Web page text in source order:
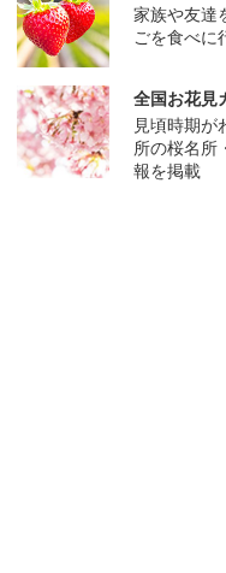
家族や友達
ごを食べに
全国お花見
見頃時期が
所の桜名所
報を掲載